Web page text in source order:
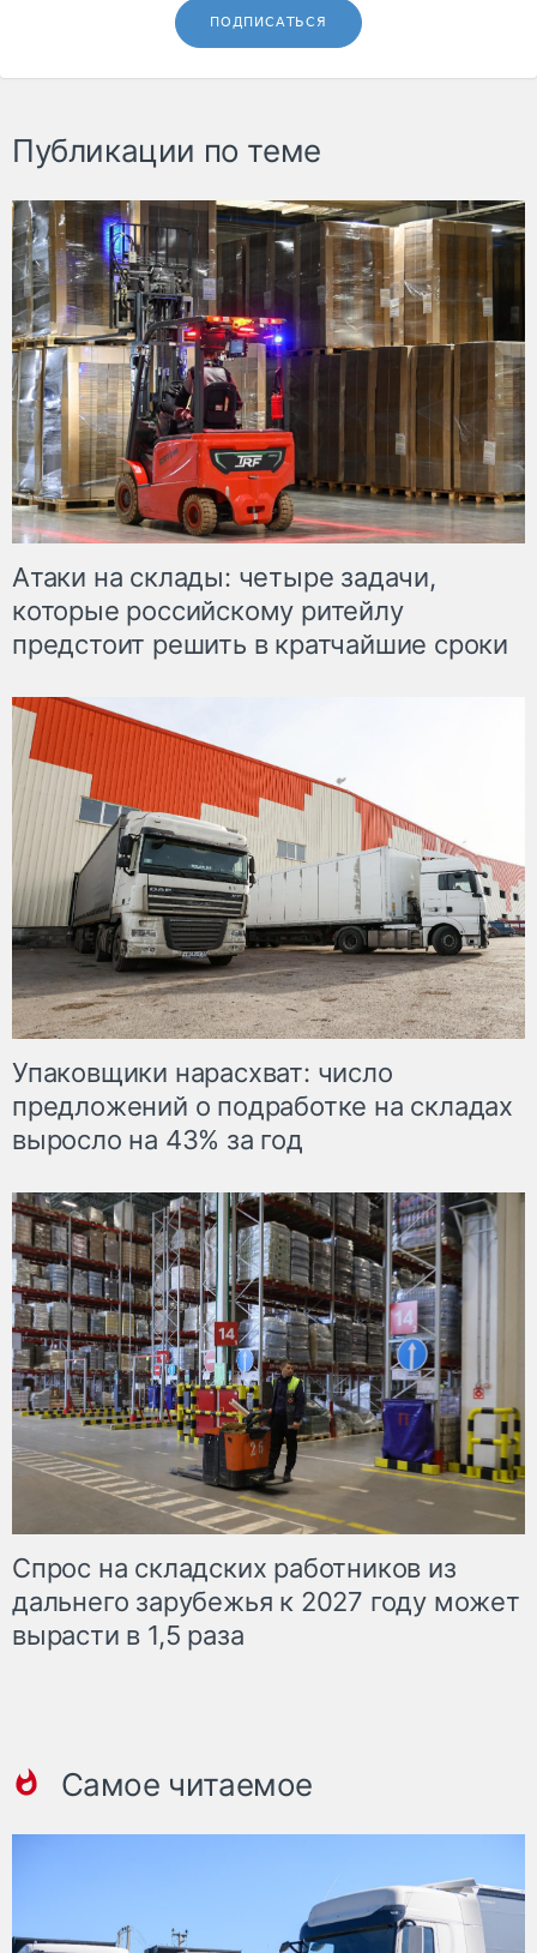
ПОДПИСАТЬСЯ
Публикации по теме
Атаки на склады: четыре задачи,
которые российскому ритейлу
предстоит решить в кратчайшие сроки
Упаковщики нарасхват: число
предложений о подработке на складах
выросло на 43% за год
Спрос на складских работников из
дальнего зарубежья к 2027 году может
вырасти в 1,5 раза
Самое читаемое